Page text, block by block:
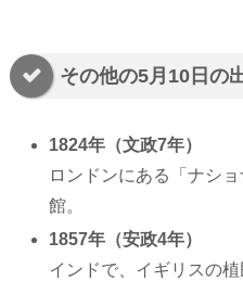
その他の5月10日の
1824年（文政7年）
ロンドンにある「ナシ
館。
1857年（安政4年）
インドで、イギリスの